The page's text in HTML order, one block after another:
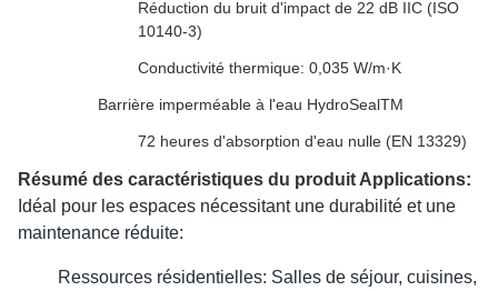
Réduction du bruit d'impact de 22 dB IIC (ISO
10140-3)
Conductivité thermique: 0,035 W/m·K
Barrière imperméable à l'eau HydroSealTM
72 heures d'absorption d'eau nulle (EN 13329)
Résumé des caractéristiques du produit Applications:
Idéal pour les espaces nécessitant une durabilité et une
maintenance réduite:
Ressources résidentielles: Salles de séjour, cuisines,